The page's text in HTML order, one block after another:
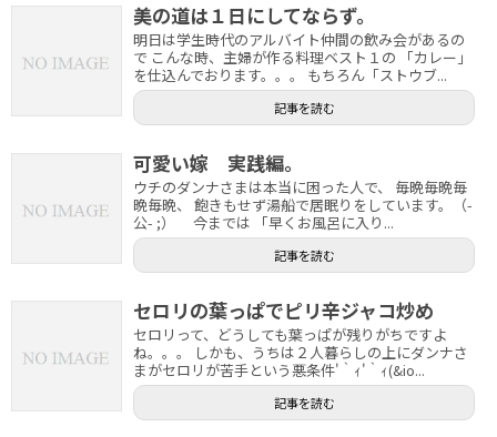
美の道は１日にしてならず。
明日は学生時代のアルバイト仲間の飲み会があるの
で こんな時、主婦が作る料理ベスト１の 「カレー」
を仕込んでおります。。。 もちろん「ストウブ...
記事を読む
可愛い嫁 実践編。
ウチのダンナさまは本当に困った人で、 毎晩毎晩毎
晩毎晩、 飽きもせず湯船で居眠りをしています。（-
公- ;） 今までは 「早くお風呂に入り...
記事を読む
セロリの葉っぱでピリ辛ジャコ炒め
セロリって、どうしても葉っぱが残りがちですよ
ね。。。 しかも、うちは２人暮らしの上にダンナさ
まがセロリが苦手という悪条件'｀ｨ'｀ｨ(&io...
記事を読む